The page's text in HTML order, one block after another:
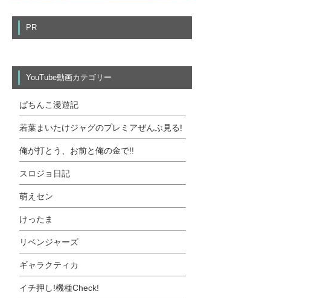
PR
YouTube動画カテゴリー
ぱちんこ漫遊記
若葉まいたけジャグのプレミアぜんぶ見る!
俺が打とう、お前と俺の金で!!
スロジョ日記
萌えセン
けったま
リベンジャーズ
ギャラクティカ
イチ押し!機種Check!